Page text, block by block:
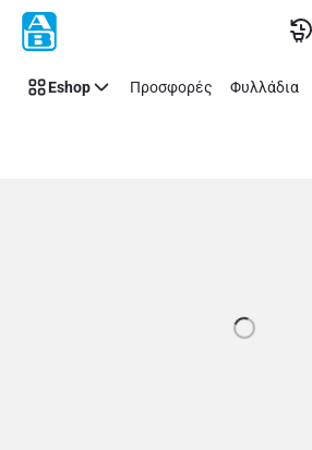
Παράλειψη
Store
Details
Eshop Προσφορές Φυλλάδια